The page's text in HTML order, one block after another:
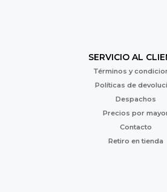
SERVICIO AL
Términos y
Políticas de
Despachos
Precios por
Contacto
Retiro en tienda